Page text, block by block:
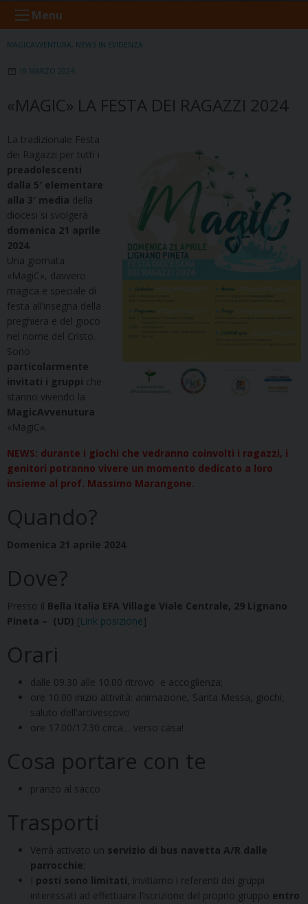
Menu
MAGICAVVENTURA NEWS IN EVIDENZA
19 MARZO 2024
«MAGIC» LA FESTA DEI RAGAZZI 2024
La tradizionale Festa
dei Ragazzi per tutti i
preadolescenti
dalla 5′ elementare
alla 3′ media della
diocesi si svolgerà
domenica 21 aprile
2024.
Una giornata
«MagiC», davvero
magica e speciale di
festa all’insegna della
preghiera e del gioco
nel nome del Cristo.
Sono
particolarmente
invitati i gruppi che
stanno vivendo la
MagicAvvenutura
«MagiC».
NEWS: durante i giochi che vedranno coinvolti i ragazzi, i
genitori potranno vivere un momento dedicato a loro
insieme al prof. Massimo Marangone.
Quando?
Domenica 21 aprile 2024.
Dove?
Presso il Bella Italia EFA Village Viale Centrale, 29 Lignano
Pineta – (UD) [Link posizione]
Orari
dalle 09.30 alle 10.00 ritrovo e accoglienza;
ore 10.00 inizio attività: animazione, Santa Messa, giochi,
saluto dell’arcivescovo
ore 17.00/17.30 circa… verso casa!
Cosa portare con te
pranzo al sacco
Trasporti
Verrà attivato un servizio di bus navetta A/R dalle
parrocchie;
I posti sono limitati , invitiamo i referenti dei gruppi
interessati ad effettuare l’iscrizione del proprio gruppo entro